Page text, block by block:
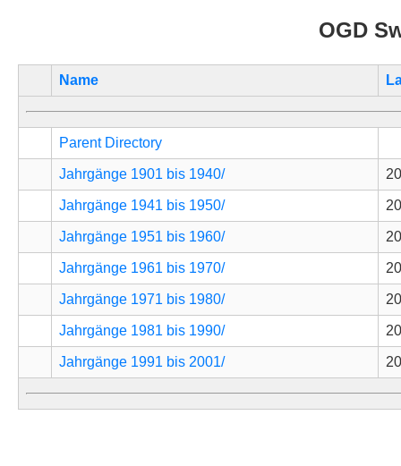
OGD
Name
Parent Directory
Jahrgänge 1901 bis 1940/
Jahrgänge 1941 bis 1950/
Jahrgänge 1951 bis 1960/
Jahrgänge 1961 bis 1970/
Jahrgänge 1971 bis 1980/
Jahrgänge 1981 bis 1990/
Jahrgänge 1991 bis 2001/